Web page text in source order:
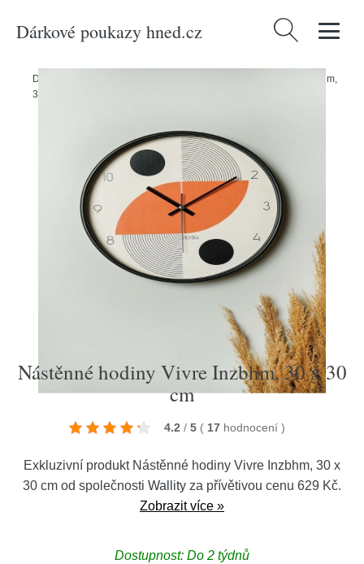
Dárkové poukazy hned.cz Vyhledávání
Domů
Nástěnné hodiny Vivre Inzbhm,
30 x 30 cm
Nástěnné hodiny Vivre Inzbhm, 30 x 30
cm
4.2 / 5 ( 17 hodnocení )
Exkluzivní produkt Nástěnné hodiny Vivre Inzbhm, 30 x
30 cm od společnosti Wallity za přívětivou cenu 629 Kč.
Zobrazit více »
Dostupnost: Do 2 týdnů